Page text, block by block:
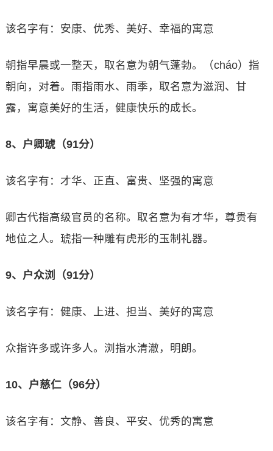
该名字有：安康、优秀、美好、幸福的寓意
朝指早晨或一整天，取名意为朝气蓬勃。（cháo）指
朝向，对着。雨指雨水、雨季，取名意为滋润、甘
露，寓意美好的生活，健康快乐的成长。
8、户卿琥（91分）
该名字有：才华、正直、富贵、坚强的寓意
卿古代指高级官员的名称。取名意为有才华，尊贵有
地位之人。琥指一种雕有虎形的玉制礼器。
9、户众浏（91分）
该名字有：健康、上进、担当、美好的寓意
众指许多或许多人。浏指水清澈，明朗。
10、户慈仁（96分）
该名字有：文静、善良、平安、优秀的寓意